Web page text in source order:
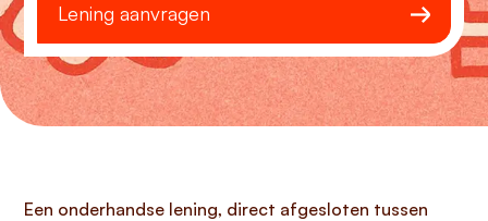
Lening aanvragen
Een onderhandse lening, direct afgesloten tussen